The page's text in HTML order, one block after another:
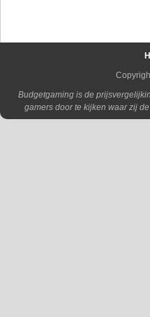
Budgetgaming is de
gamers door te kijken waar zij